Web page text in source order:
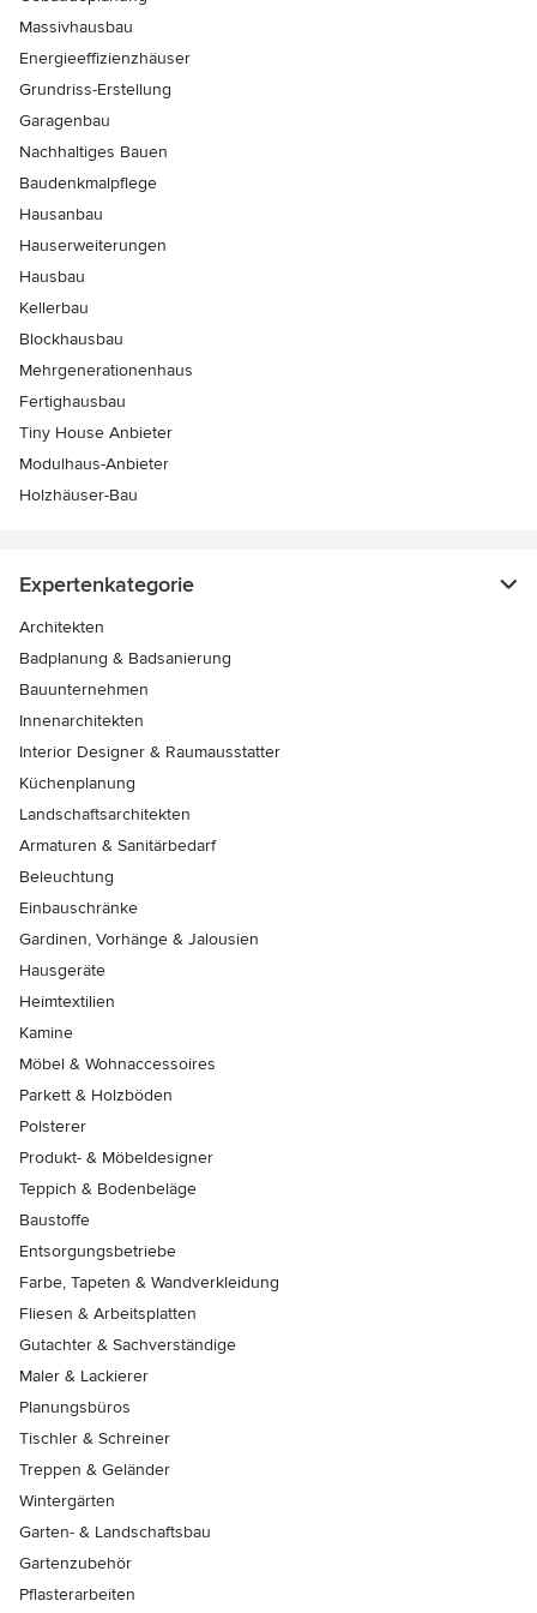
Massivhausbau
Energieeffizienzhäuser
Grundriss-Erstellung
Garagenbau
Nachhaltiges Bauen
Baudenkmalpflege
Hausanbau
Hauserweiterungen
Hausbau
Kellerbau
Blockhausbau
Mehrgenerationenhaus
Fertighausbau
Tiny House Anbieter
Modulhaus-Anbieter
Holzhäuser-Bau
Expertenkategorie
Architekten
Badplanung & Badsanierung
Bauunternehmen
Innenarchitekten
Interior Designer & Raumausstatter
Küchenplanung
Landschaftsarchitekten
Armaturen & Sanitärbedarf
Beleuchtung
Einbauschränke
Gardinen, Vorhänge & Jalousien
Hausgeräte
Heimtextilien
Kamine
Möbel & Wohnaccessoires
Parkett & Holzböden
Polsterer
Produkt- & Möbeldesigner
Teppich & Bodenbeläge
Baustoffe
Entsorgungsbetriebe
Farbe, Tapeten & Wandverkleidung
Fliesen & Arbeitsplatten
Gutachter & Sachverständige
Maler & Lackierer
Planungsbüros
Tischler & Schreiner
Treppen & Geländer
Wintergärten
Garten- & Landschaftsbau
Gartenzubehör
Pflasterarbeiten